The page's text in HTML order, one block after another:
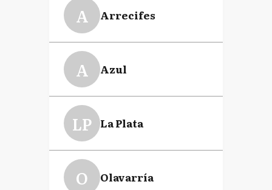
A Arrecifes
A Azul
LP La Plata
O Olavarría